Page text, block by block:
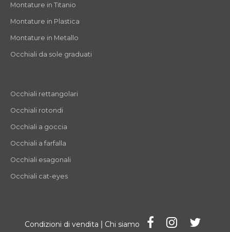
Montature in Titanio
Montature in Plastica
Montature in Metallo
Occhiali da sole graduati
Occhiali rettangolari
Occhiali rotondi
Occhiali a goccia
Occhiali a farfalla
Occhiali esagonali
Occhiali cat-eyes
Condizioni di vendita | Chi siamo